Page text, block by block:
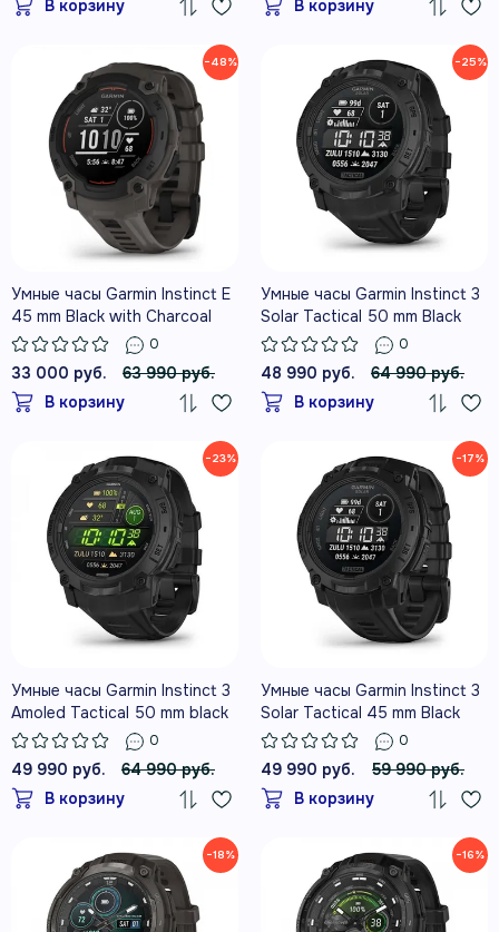
В корзину В корзину
−48%
Умные часы Garmin Instinct E
45 mm Black with Charcoal
Band
0
33 000 руб.
63 990 руб.
В корзину
−25%
Умные часы Garmin Instinct 3
Solar Tactical 50 mm Black
with black band
0
48 990 руб.
64 990 руб.
В корзину
−23%
Умные часы Garmin Instinct 3
Amoled Tactical 50 mm black
with black band
0
49 990 руб.
64 990 руб.
В корзину
−17%
Умные часы Garmin Instinct 3
Solar Tactical 45 mm Black
0
49 990 руб.
59 990 руб.
В корзину
−18% −16%